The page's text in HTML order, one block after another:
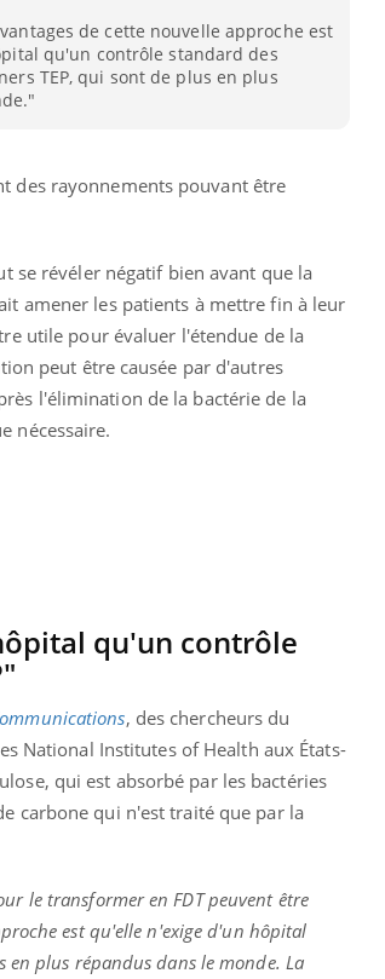
de cette nouvelle approche est
qu'un contrôle standard des
TEP, qui sont de plus en plus
des rayonnements pouvant être
se révéler négatif bien avant que la
amener les patients à mettre fin à leur
utile pour évaluer l'étendue de la
peut être causée par d'autres
l'élimination de la bactérie de la
nécessaire.
qu'un contrôle
, des chercheurs du
National Institutes of Health aux États-
qui est absorbé par les bactéries
carbone qui n'est traité que par la
le transformer en FDT peuvent être
est qu'elle n'exige d'un hôpital
plus répandus dans le monde. La